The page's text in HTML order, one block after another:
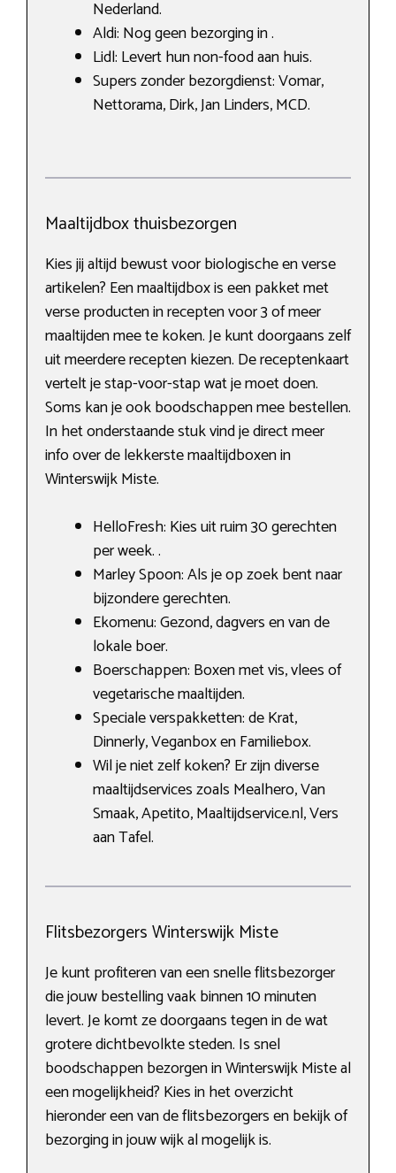
Nederland.
Aldi: Nog geen bezorging in .
Lidl: Levert hun non-food aan huis.
Supers zonder bezorgdienst: Vomar,
Nettorama, Dirk, Jan Linders, MCD.
Maaltijdbox thuisbezorgen
Kies jij altijd bewust voor biologische en verse
artikelen? Een maaltijdbox is een pakket met
verse producten in recepten voor 3 of meer
maaltijden mee te koken. Je kunt doorgaans zelf
uit meerdere recepten kiezen. De receptenkaart
vertelt je stap-voor-stap wat je moet doen.
Soms kan je ook boodschappen mee bestellen.
In het onderstaande stuk vind je direct meer
info over de lekkerste maaltijdboxen in
Winterswijk Miste.
HelloFresh: Kies uit ruim 30 gerechten
per week. .
Marley Spoon: Als je op zoek bent naar
bijzondere gerechten.
Ekomenu: Gezond, dagvers en van de
lokale boer.
Boerschappen: Boxen met vis, vlees of
vegetarische maaltijden.
Speciale verspakketten: de Krat,
Dinnerly, Veganbox en Familiebox.
Wil je niet zelf koken? Er zijn diverse
maaltijdservices zoals Mealhero, Van
Smaak, Apetito, Maaltijdservice.nl, Vers
aan Tafel.
Flitsbezorgers Winterswijk Miste
Je kunt profiteren van een snelle flitsbezorger
die jouw bestelling vaak binnen 10 minuten
levert. Je komt ze doorgaans tegen in de wat
grotere dichtbevolkte steden. Is snel
boodschappen bezorgen in Winterswijk Miste al
een mogelijkheid? Kies in het overzicht
hieronder een van de flitsbezorgers en bekijk of
bezorging in jouw wijk al mogelijk is.